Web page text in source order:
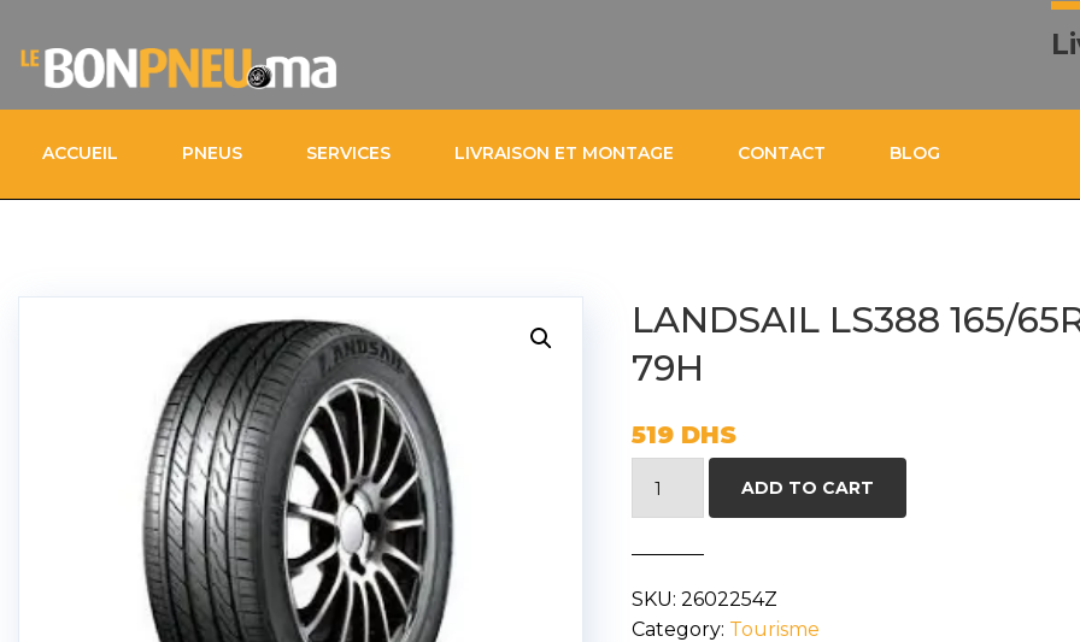
ACCUEIL PNEUS SERVICES LIVRAISON ET MONTAGE CONTACT BLOG
LANDSAIL LS388 165/
79H
519 DHS
quantity
ADD TO CART
SKU: 2602254Z
Category: Tourisme